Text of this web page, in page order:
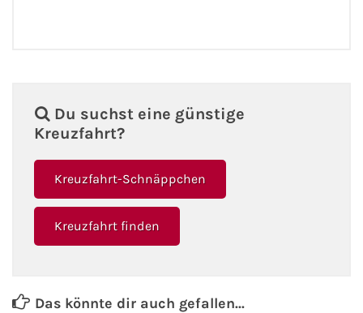
Du suchst eine günstige
Kreuzfahrt?
Kreuzfahrt-Schnäppchen
Kreuzfahrt finden
Das könnte dir auch gefallen...